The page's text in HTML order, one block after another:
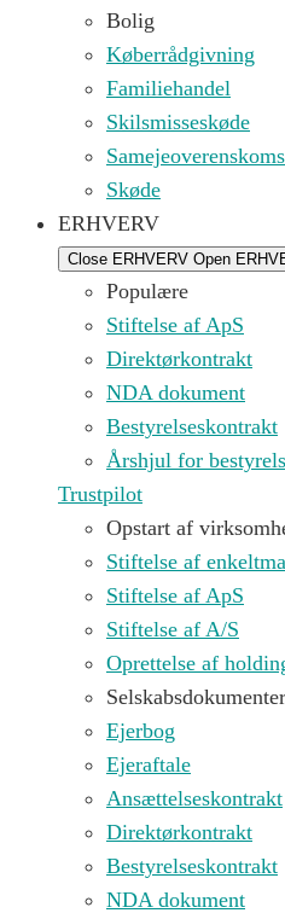
Bolig
Køberrådgivning
Familiehandel
Skilsmisseskøde
Skøde
ERHVERV
Close ERHVERV Open
Populære
Stiftelse af ApS
Direktørkontrakt
NDA dokument
Bestyrelseskontrakt
Årshjul for
Trustpilot
Opstart af
Stiftelse af
Stiftelse af ApS
Stiftelse af A/S
Oprettelse af
Selskabsdokumenter
Ejerbog
Ejeraftale
Ansættelseskontrakt
Direktørkontrakt
Bestyrelseskontrakt
NDA dokument